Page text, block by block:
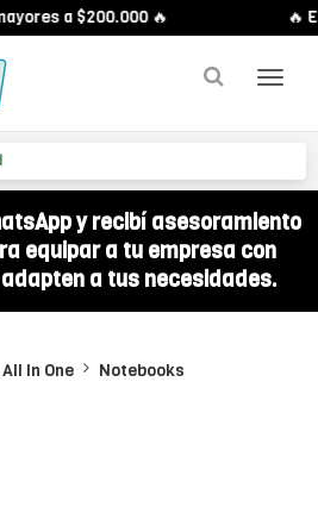
a $200.000 🔥 🔥
y recibí asesoramiento
equipar a tu empresa con
a tus necesidades.
In One Notebooks